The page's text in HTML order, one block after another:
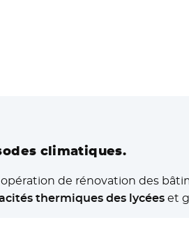
climatiques.
de rénovation des
thermiques des lycéeset